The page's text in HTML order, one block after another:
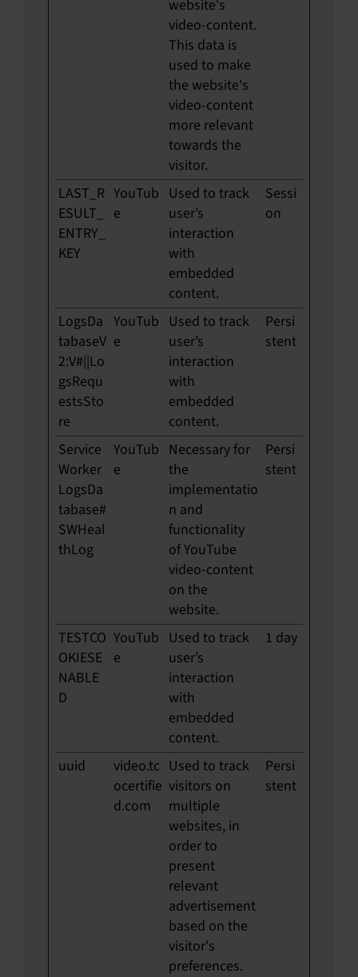
website's
video-content.
This data is
used to make
the website's
video-content
more relevant
towards the
visitor.
LAST_R
ESULT_
ENTRY_
KEY
YouTub
e
Used to track
user’s
interaction
with
embedded
content.
Sessi
on
LogsDa
tabaseV
2:V#||Lo
gsRequ
estsSto
re
YouTub
e
Used to track
user’s
interaction
with
embedded
content.
Persi
stent
Service
Worker
LogsDa
tabase#
SWHeal
thLog
YouTub
e
Necessary for
the
implementatio
n and
functionality
of YouTube
video-content
on the
website.
Persi
stent
TESTCO
OKIESE
NABLE
D
YouTub
e
Used to track
user’s
interaction
with
embedded
content.
1 day
uuid
video.tc
ocertifie
d.com
Used to track
visitors on
multiple
websites, in
order to
present
relevant
advertisement
based on the
visitor's
preferences.
Persi
stent